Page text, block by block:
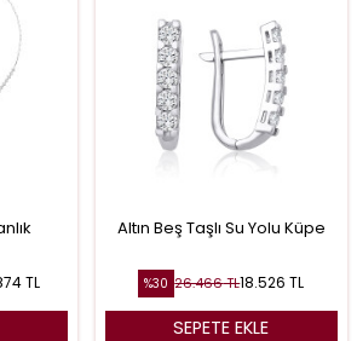
TL
Altın Beş Taşlı Su Yolu Küpe
%30 26.466TL18.526 TL
SEPETE EKLE